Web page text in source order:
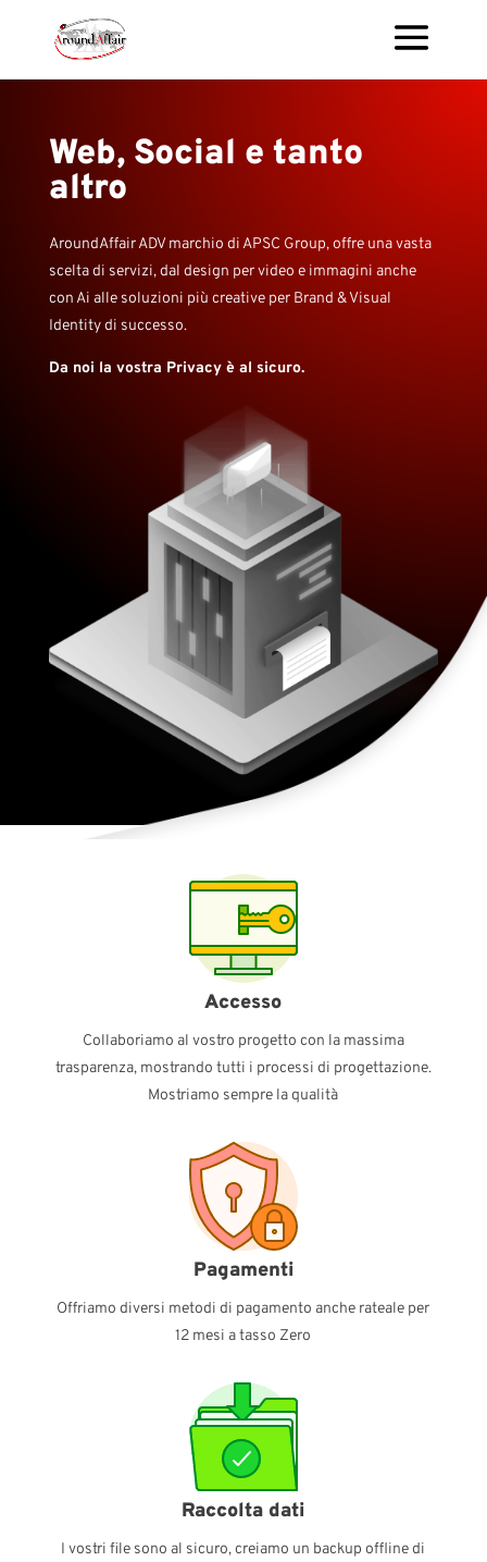
Web, Social e tanto
altro
AroundAffair ADV marchio di APSC Group, offre una vasta
scelta di servizi, dal design per video e immagini anche
con Ai alle soluzioni più creative per Brand & Visual
Identity di successo.
Da noi la vostra Privacy è al sicuro.
Accesso
Collaboriamo al vostro progetto con la massima
trasparenza, mostrando tutti i processi di progettazione.
Mostriamo sempre la qualità
Pagamenti
Offriamo diversi metodi di pagamento anche rateale per
12 mesi a tasso Zero
Raccolta dati
I vostri file sono al sicuro, creiamo un backup offline di